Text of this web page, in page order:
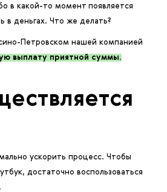
в какой-то момент появляется
в деньгах. Что же делать?
Петровском нашей компанией
выплату приятной суммы.
ускорить процесс. Чтобы
достаточно воспользоваться